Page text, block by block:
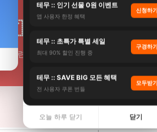
🇹🇼 옥련동 타이페이
옥련동 출발 타이페이 패키지 추천. 항공·
테무 :: 인기 선물 0원 이벤트
앱 사용자 한정 혜택
신청하기
테무 :: 초특가 특별 세일
최대 90% 할인 진행 중
구경하기
테무 :: SAVE BIG 모든 혜택
전 사용자 쿠폰 번들
모두받기
오늘 하루 닫기 닫기